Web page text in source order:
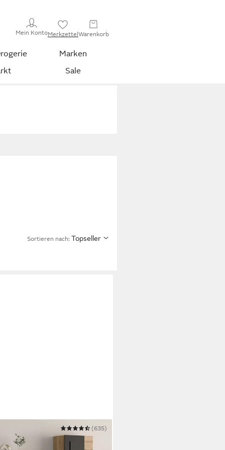
Mein KontoMerkzettelWarenkorb
Marken
Sale
Sortieren nach: Topseller
cm moderne Mediawand ohne
(635)